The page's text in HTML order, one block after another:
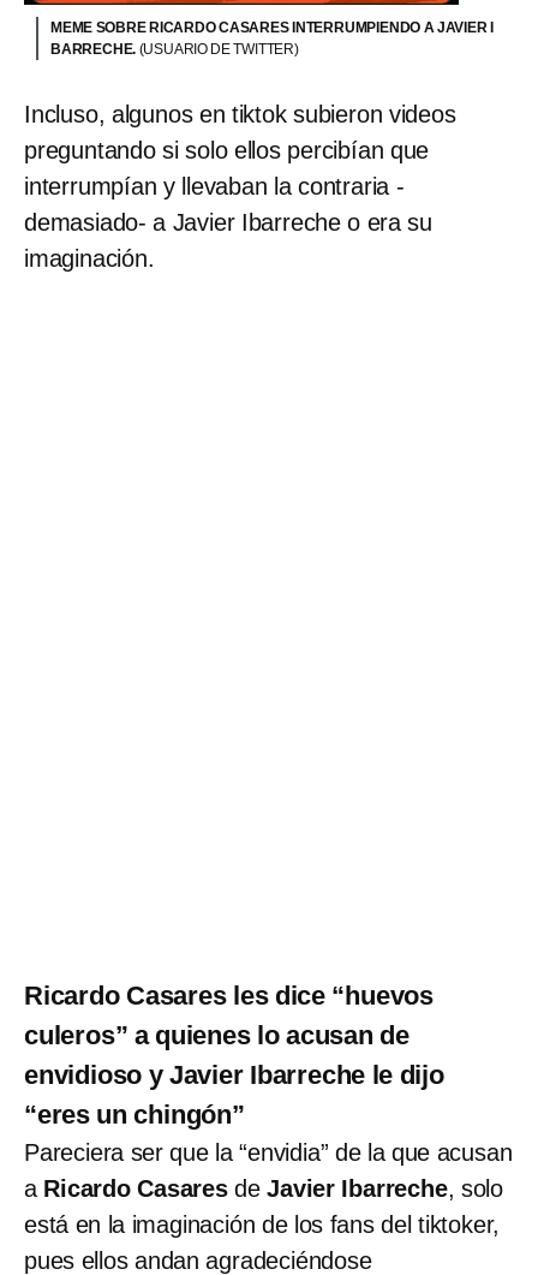
MEME SOBRE RICARDO CASARES INTERRUMPIENDO A JAVIER I
BARRECHE. (USUARIO DE TWITTER)
Incluso, algunos en tiktok subieron videos
preguntando si solo ellos percibían que
interrumpían y llevaban la contraria -
demasiado- a Javier Ibarreche o era su
imaginación.
Ricardo Casares les dice “huevos
culeros” a quienes lo acusan de
envidioso y Javier Ibarreche le dijo
“eres un chingón”
Pareciera ser que la “envidia” de la que acusan
a Ricardo CasaresdeJavier Ibarreche, solo
está en la imaginación de los fans del tiktoker,
pues ellos andan agradeciéndose